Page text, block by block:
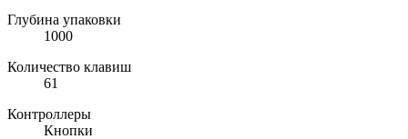
Глубина упаковки
1000
Количество клавиш
61
Контроллеры
Кнопки